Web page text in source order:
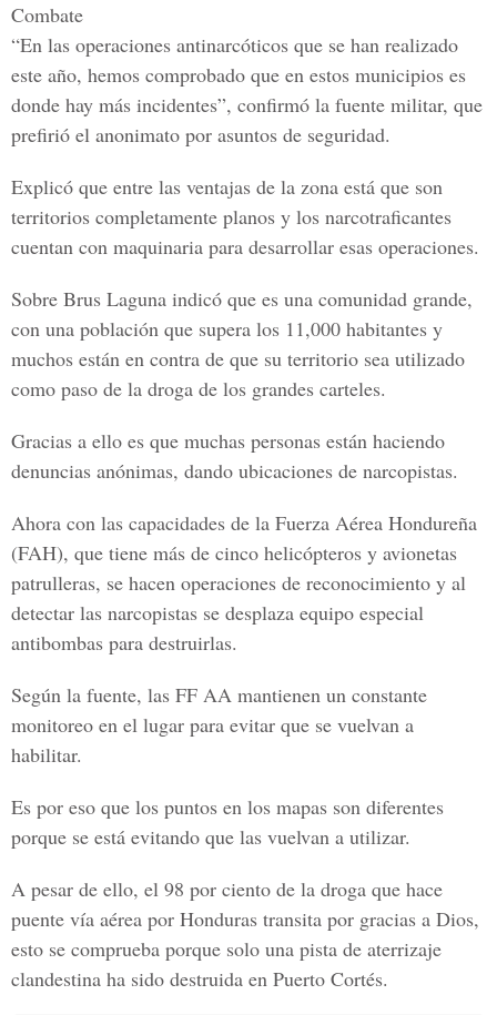
Combate
“En las operaciones antinarcóticos que se han realizado
este año, hemos comprobado que en estos municipios es
donde hay más incidentes”, confirmó la fuente militar, que
prefirió el anonimato por asuntos de seguridad.
Explicó que entre las ventajas de la zona está que son
territorios completamente planos y los narcotraficantes
cuentan con maquinaria para desarrollar esas operaciones.
Sobre Brus Laguna indicó que es una comunidad grande,
con una población que supera los 11,000 habitantes y
muchos están en contra de que su territorio sea utilizado
como paso de la droga de los grandes carteles.
Gracias a ello es que muchas personas están haciendo
denuncias anónimas, dando ubicaciones de narcopistas.
Ahora con las capacidades de la Fuerza Aérea Hondureña
(FAH), que tiene más de cinco helicópteros y avionetas
patrulleras, se hacen operaciones de reconocimiento y al
detectar las narcopistas se desplaza equipo especial
antibombas para destruirlas.
Según la fuente, las FF AA mantienen un constante
monitoreo en el lugar para evitar que se vuelvan a
habilitar.
Es por eso que los puntos en los mapas son diferentes
porque se está evitando que las vuelvan a utilizar.
A pesar de ello, el 98 por ciento de la droga que hace
puente vía aérea por Honduras transita por gracias a Dios,
esto se comprueba porque solo una pista de aterrizaje
clandestina ha sido destruida en Puerto Cortés.